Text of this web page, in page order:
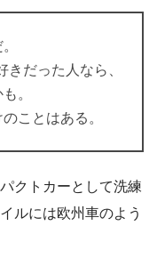
だった人なら、
。
ことはある。
クトカーとして洗練
ルには欧州車のよう